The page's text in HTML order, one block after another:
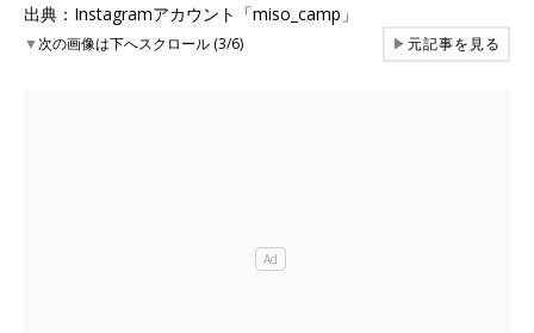
出典：Instagramアカウント「miso_camp」
▼次の画像は下へスクロール (3/6) ▶元記事を見る